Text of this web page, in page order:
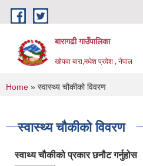
Skip to main content
बारागढी गाउँपालिका
खोपवा बारा,मधेश प्रदेश , नेपाल
You are here
Home » स्वास्थ्य चौकीको विवरण
स्वास्थ्य चौकीको विवरण
स्वाथ्य चौकीको प्रकार छनौट गर्नुहोस